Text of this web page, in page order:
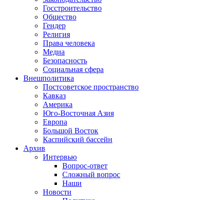
Госстроительство
Общество
Гендер
Религия
Права человека
Медиа
Безопасность
Социальная сфера
Внешполитика
Постсоветское пространство
Кавказ
Америка
Юго-Восточная Азия
Европа
Большой Восток
Каспийский бассейн
Архив
Интервью
Вопрос-ответ
Сложный вопрос
Наши
Новости